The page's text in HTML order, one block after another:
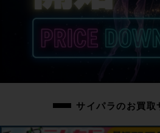
こちらの自転車は以下の確認を行っております
変速：正常に動作します。
ブレーキ：正常に動作します。
付属品：小物類と、シマノの12速電動Di2ロ
サイパラのお買取